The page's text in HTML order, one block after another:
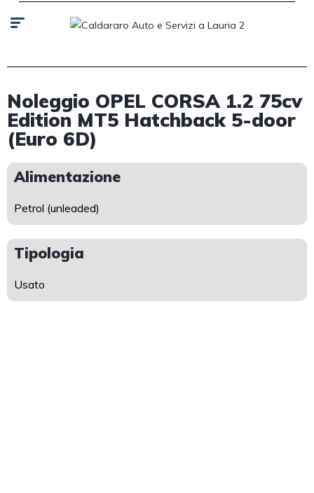
Noleggio OPEL CORSA 1.2 75cv
Edition MT5 Hatchback 5-door
(Euro 6D)
Alimentazione
Petrol (unleaded)
Tipologia
Usato